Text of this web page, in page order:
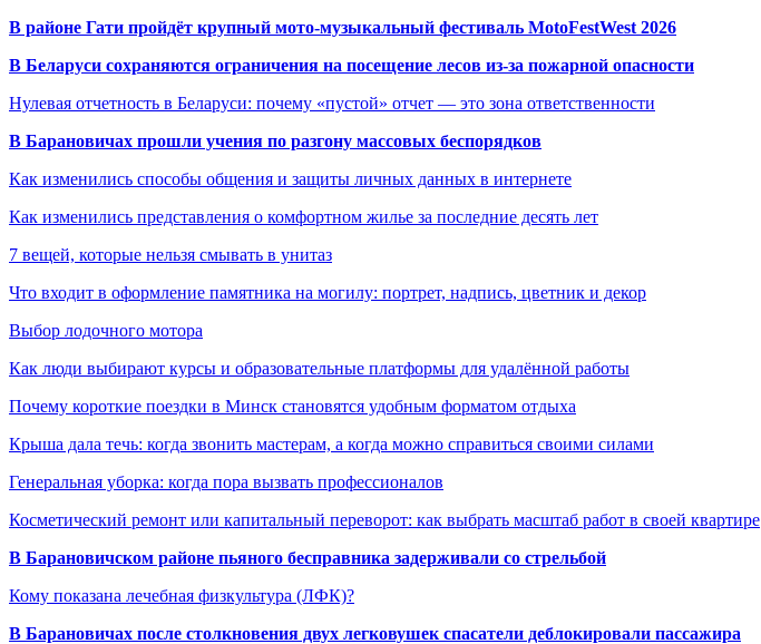
В районе Гати пройдёт крупный мото-музыкальный фестиваль MotoFestWest 2026
В Беларуси сохраняются ограничения на посещение лесов из-за пожарной опасности
Нулевая отчетность в Беларуси: почему «пустой» отчет — это зона ответственности
В Барановичах прошли учения по разгону массовых беспорядков
Как изменились способы общения и защиты личных данных в интернете
Как изменились представления о комфортном жилье за последние десять лет
7 вещей, которые нельзя смывать в унитаз
Что входит в оформление памятника на могилу: портрет, надпись, цветник и декор
Выбор лодочного мотора
Как люди выбирают курсы и образовательные платформы для удалённой работы
Почему короткие поездки в Минск становятся удобным форматом отдыха
Крыша дала течь: когда звонить мастерам, а когда можно справиться своими силами
Генеральная уборка: когда пора вызвать профессионалов
Косметический ремонт или капитальный переворот: как выбрать масштаб работ в своей квартире
В Барановичском районе пьяного бесправника задерживали со стрельбой
Кому показана лечебная физкультура (ЛФК)?
В Барановичах после столкновения двух легковушек спасатели деблокировали пассажира